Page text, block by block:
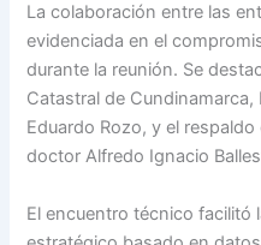
La colaboración entre las
evidenciada en el
durante la reunión. Se
Catastral de
Eduardo Rozo, y el
doctor Alfredo Ignacio
El encuentro técnico facilitó